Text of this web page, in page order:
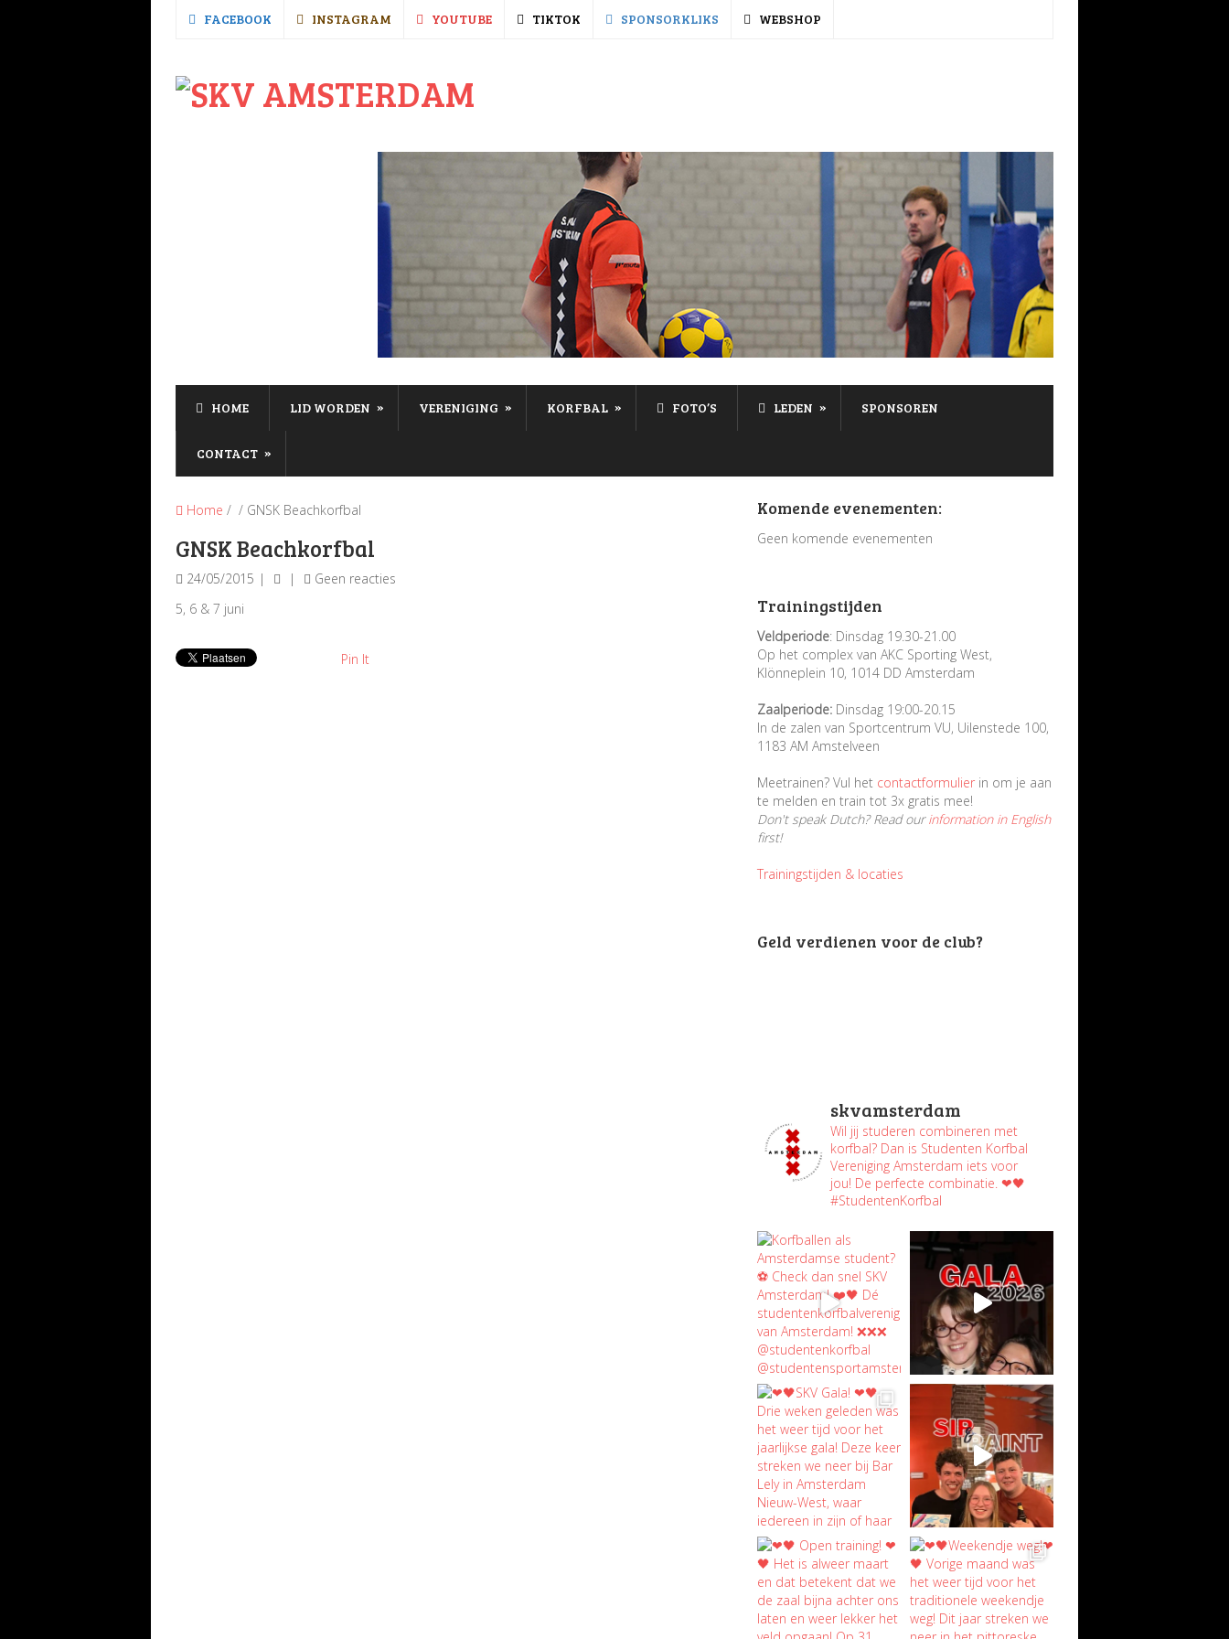
FACEBOOK INSTAGRAM YOUTUBE TIKTOK SPONSORKLIKS WEBSHOP
HOME LID WORDEN » VERENIGING » KORFBAL » FOTO’S LEDEN » SPONSOREN
CONTACT »
Home / / GNSK Beachkorfbal
GNSK Beachkorfbal
24/05/2015
Geen reacties
5, 6 & 7 juni
Pin It
Komende evenementen:
Geen komende evenementen
Trainingstijden
Veldperiode: Dinsdag 19.30-21.00
Op het complex van AKC Sporting West,
Klönneplein 10, 1014 DD Amsterdam
Zaalperiode: Dinsdag 19:00-20.15
In de zalen van Sportcentrum VU, Uilenstede 100,
1183 AM Amstelveen
Meetrainen? Vul het contactformulier in om je aan
te melden en train tot 3x gratis mee!
Don't speak Dutch? Read ourinformation in English
first!
Trainingstijden & locaties
Geld verdienen voor de club?
skvamsterdam
Wil jij studeren combineren met
korfbal? Dan is Studenten Korfbal
Vereniging Amsterdam iets voor
jou! De perfecte combinatie. ❤🖤
#StudentenKorfbal